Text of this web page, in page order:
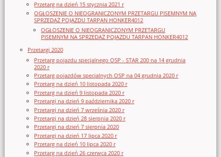
Przetarg na dzień 15 stycznia 2021 r
OGŁOSZENIE O NIEOGRANICZONYM PRZETARGU PISEMNYM NA
SPRZEDAŻ POJAZDU TARPAN HONKER4012
OGŁOSZENIE O NIEOGRANICZONYM PRZETARGU
PISEMNYM NA SPRZEDAŻ POJAZDU TARPAN HONKER4012
Przetargi 2020
Przetarg pojazdu specjalnego OSP - STAR 200 na 14 grudnia
2020 r
Przetarg pojazdów specjalnych OSP na 04 grudnia 2020 r
Przetarg na dzień 10 listopada 2020 r
Przetarg na dzień 9 listopada 2020 r
Przetargi na dzień 9 października 2020 r
Przetargi na dzień 7 września 2020 r
Przetargi na dzień 28 sierpnia 2020 r
Przetargi na dzień 7 sierpnia 2020
Przetargi na dzień 17 lipca 2020 r
Przetarg na dzień 10 lipca 2020 r
Przetarg na dzień 26 czerwca 2020 r